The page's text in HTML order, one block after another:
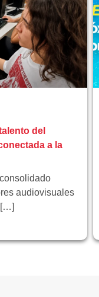
del
a la
audiovisuales
[…]